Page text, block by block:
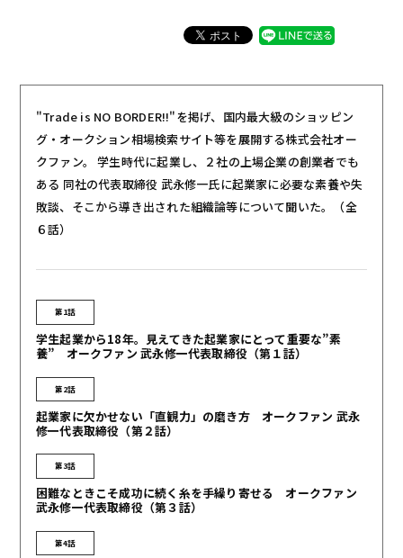
"Trade is NO BORDER!!"を掲げ、国内最大級のショッピン
グ・オークション相場検索サイト等を展開する株式会社オー
クファン。 学生時代に起業し、２社の上場企業の創業者でも
ある 同社の代表取締役 武永修一氏に起業家に必要な素養や失
敗談、そこから導き出された組織論等について聞いた。（全
６話）
第1話
学生起業から18年。見えてきた起業家にとって重要な”素
養” オークファン 武永修一代表取締役（第１話）
第2話
起業家に欠かせない「直観力」の磨き方 オークファン 武永
修一代表取締役（第２話）
第3話
困難なときこそ成功に続く糸を手繰り寄せる オークファン
武永修一代表取締役（第３話）
第4話